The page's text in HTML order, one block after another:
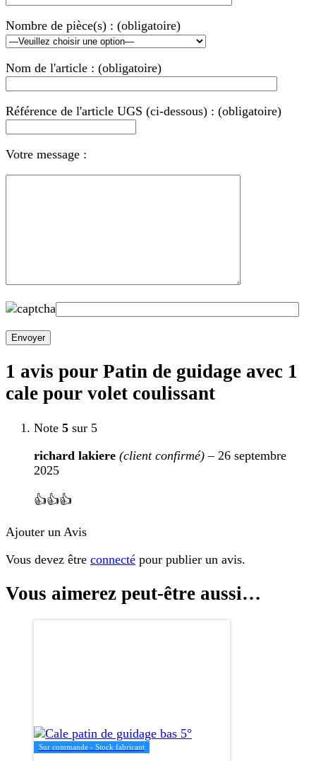
Nombre de pièce(s) : (obligatoire)
Nom de l'article : (obligatoire)
Référence de l'article UGS (ci-dessous) : (obligatoire)
Votre message :
1 avis pour Patin de guidage avec 1
cale pour volet coulissant
Note 5 sur 5
richard lakiere (client confirmé) – 26 septembre
2025
👍👍👍
Ajouter un Avis
Vous devez être connecté pour publier un avis.
Vous aimerez peut-être aussi…
Sur commande - Stock fabricant